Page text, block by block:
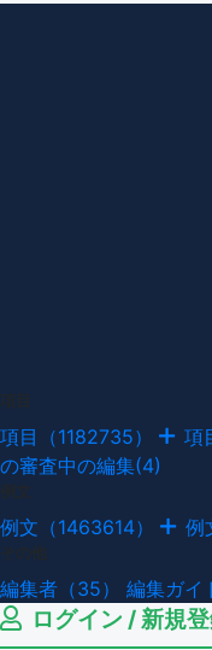
項目（1182735） 項
の審査中の編集(4)
例文（1463614） 例
編集者（35） 編集ガイ
ログイン / 新規